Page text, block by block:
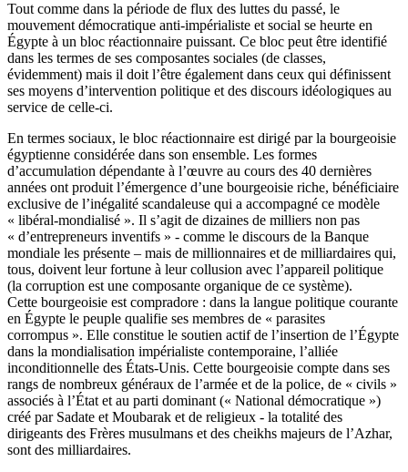
Tout comme dans la période de flux des luttes du passé, le
mouvement démocratique anti-impérialiste et social se heurte en
Égypte à un bloc réactionnaire puissant. Ce bloc peut être identifié
dans les termes de ses composantes sociales (de classes,
évidemment) mais il doit l’être également dans ceux qui définissent
ses moyens d’intervention politique et des discours idéologiques au
service de celle-ci.
En termes sociaux, le bloc réactionnaire est dirigé par la bourgeoisie
égyptienne considérée dans son ensemble. Les formes
d’accumulation dépendante à l’œuvre au cours des 40 dernières
années ont produit l’émergence d’une bourgeoisie riche, bénéficiaire
exclusive de l’inégalité scandaleuse qui a accompagné ce modèle
« libéral-mondialisé ». Il s’agit de dizaines de milliers non pas
« d’entrepreneurs inventifs » - comme le discours de la Banque
mondiale les présente – mais de millionnaires et de milliardaires qui,
tous, doivent leur fortune à leur collusion avec l’appareil politique
(la corruption est une composante organique de ce système).
Cette bourgeoisie est compradore : dans la langue politique courante
en Égypte le peuple qualifie ses membres de « parasites
corrompus ». Elle constitue le soutien actif de l’insertion de l’Égypte
dans la mondialisation impérialiste contemporaine, l’alliée
inconditionnelle des États-Unis. Cette bourgeoisie compte dans ses
rangs de nombreux généraux de l’armée et de la police, de « civils »
associés à l’État et au parti dominant (« National démocratique »)
créé par Sadate et Moubarak et de religieux - la totalité des
dirigeants des Frères musulmans et des cheikhs majeurs de l’Azhar,
sont des milliardaires.